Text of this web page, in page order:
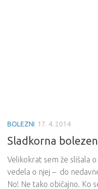
BOLEZNI 17. 4. 2014
Sladkorna
Velikokrat sem že slišala
vedela o njej – do
No! Ne tako običajno. Ko